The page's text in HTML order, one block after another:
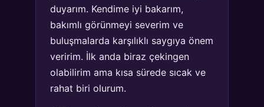
duyarım. Kendime iyi bakarım,
bakımlı görünmeyi severim ve
buluşmalarda karşılıklı saygıya önem
veririm. İlk anda biraz çekingen
olabilirim ama kısa sürede sıcak ve
rahat biri olurum.